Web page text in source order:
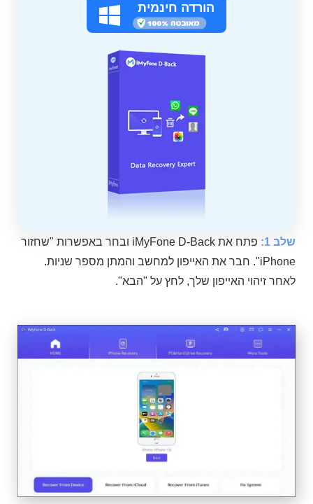
הורדה חינמית
שלב 1:
פתח את iMyFone D-Back ובחר באפשרות "שחזור
iPhone". חבר את האייפון למחשב והמתן מספר שניות.
לאחר זיהוי האייפון שלך, לחץ על "הבא".